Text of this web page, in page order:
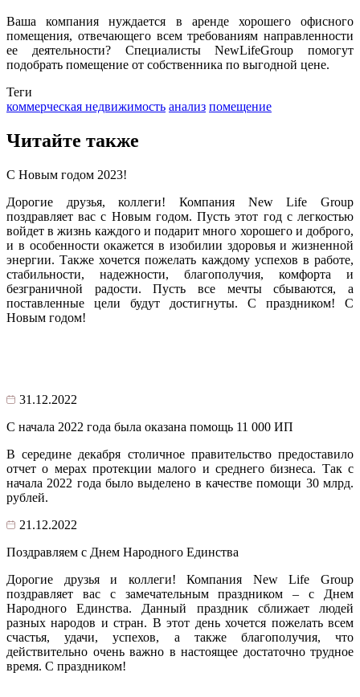
Ваша компания нуждается в аренде хорошего офисного
помещения, отвечающего всем требованиям направленности
ее деятельности? Специалисты NewLifeGroup помогут
подобрать помещение от собственника по выгодной цене.
Теги
коммерческая недвижимость анализ помещение
Читайте также
С Новым годом 2023!
Дорогие друзья, коллеги! Компания New Life Group
поздравляет вас с Новым годом. Пусть этот год с легкостью
войдет в жизнь каждого и подарит много хорошего и доброго,
и в особенности окажется в изобилии здоровья и жизненной
энергии. Также хочется пожелать каждому успехов в работе,
стабильности, надежности, благополучия, комфорта и
безграничной радости. Пусть все мечты сбываются, а
поставленные цели будут достигнуты. С праздником! С
Новым годом!
31.12.2022
С начала 2022 года была оказана помощь 11 000 ИП
В середине декабря столичное правительство предоставило
отчет о мерах протекции малого и среднего бизнеса. Так с
начала 2022 года было выделено в качестве помощи 30 млрд.
рублей.
21.12.2022
Поздравляем с Днем Народного Единства
Дорогие друзья и коллеги! Компания New Life Group
поздравляет вас c замечательным праздником – c Днем
Народного Единства. Данный праздник сближает людей
разных народов и стран. В этот день хочется пожелать всем
счастья, удачи, успехов, а также благополучия, что
действительно очень важно в настоящее достаточно трудное
время. С праздником!